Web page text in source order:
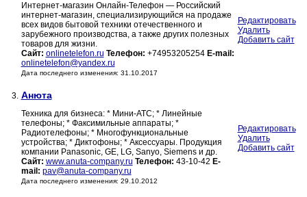
Интернет-магазин Онлайн-Телефон — Российский
интернет-магазин, специализирующийся на продаже
всех видов бытовой техники отечественного и
зарубежного производства, а также других полезных
товаров для жизни.
Сайт: onlinetelefon.ru Телефон: +74953205254 E-mail:
onlinetelefon@yandex.ru
Дата последнего изменения: 31.10.2017
Редактировать
Удалить
Добавить сайт
3. Анюта
Техника для бизнеса: * Мини-АТС; * Линейные
телефоны; * Факсимильные аппараты; *
Радиотелефоны; * Многофункциональные
устройства; * Диктофоны; * Аксессуары. Продукция
компании Panasonic, GE, LG, Sanyo, Siemens и др.
Сайт: www.anuta-company.ru Телефон: 43-10-42 E-
mail: pav@anuta-company.ru
Дата последнего изменения: 29.10.2012
Редактировать
Удалить
Добавить сайт